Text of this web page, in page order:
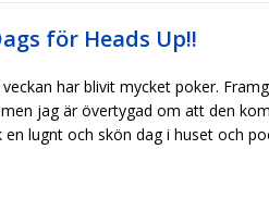
för Heads Up!!
har blivit mycket poker.
jag är övertygad om att den
en lugnt och skön dag i huset och